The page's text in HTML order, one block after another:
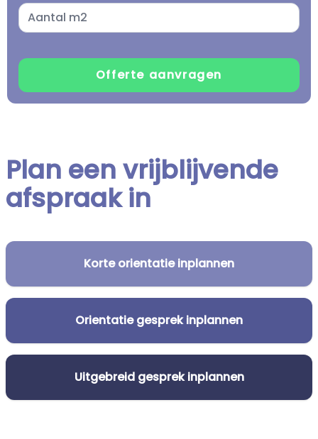
Plan een vrijblijvende
afspraak in
Korte orientatie inplannen
Orientatie gesprek inplannen
Uitgebreid gesprek inplannen